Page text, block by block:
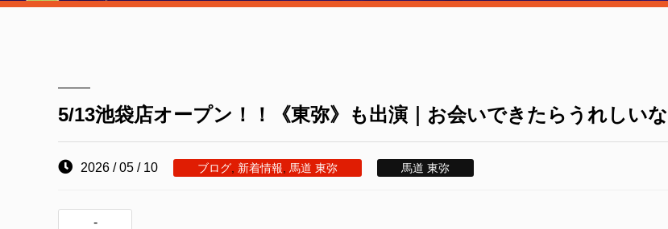
5/13池袋店オープン！！《東弥》も出演｜お会いできたらうれしいな
2026 / 05 / 10 ブログ 新着情報 馬道 東弥 馬道 東弥
-